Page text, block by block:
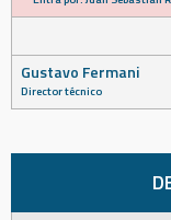
Gustavo Fermani
Director técnico